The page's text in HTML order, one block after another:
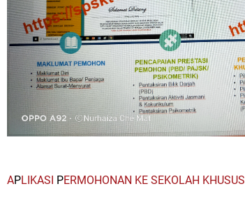
APLIKASI PERMOHONAN KE SEKOLAH KHUSUS